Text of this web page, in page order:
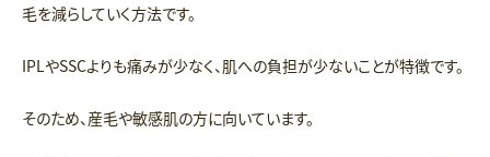
毛を減らしていく方法です。
IPLやSSCよりも痛みが少なく、肌への負担が少ないことが特徴です。
そのため、産毛や敏感肌の方に向いています。